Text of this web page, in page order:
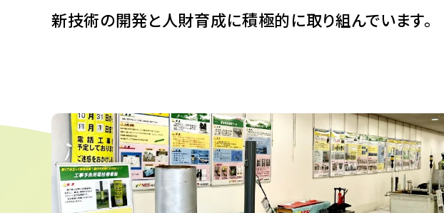
新技術の開発と人財育成に積極的に取り組んでいます。